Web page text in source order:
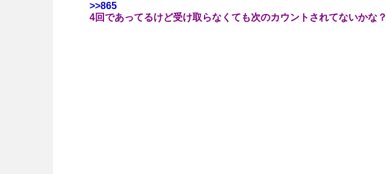
>>865
4回であってるけど受け取らなくても次のカウントされてないかな？